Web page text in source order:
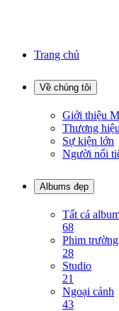
Trang chủ
Về chúng tôi
Giới thiệu
Thương
Sự kiện lớn
Người nổi
Albums đẹp
Tất cả
68
Phim trường
28
Studio
21
Ngoại cảnh
43